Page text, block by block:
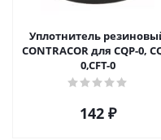
Уплотнитель
CONTRACOR для CQP-0,
0,CFT-0
142₽